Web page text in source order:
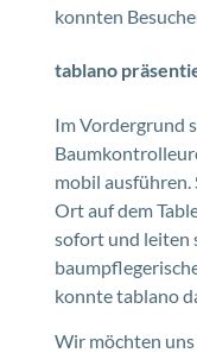
konnten
tablano
Im Vordergrund
mobil ausführen.
Ort auf dem
sofort und leiten
konnte tablano
Wir möchten uns